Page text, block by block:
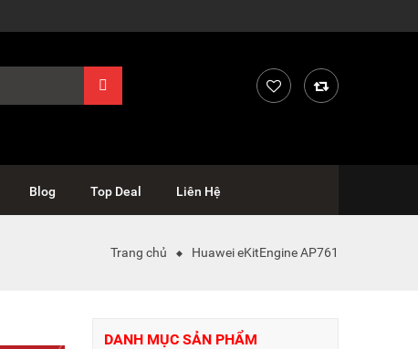
Blog Top Deal Liên Hệ
Trang chủ Huawei eKitEngine AP761
DANH MỤC SẢN PHẨM